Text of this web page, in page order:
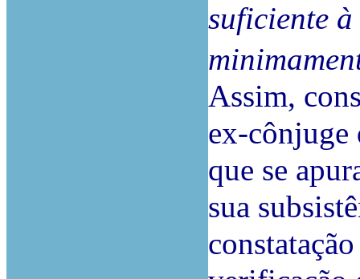
suficiente
Assim,
ex-cônjuge
que se
sua